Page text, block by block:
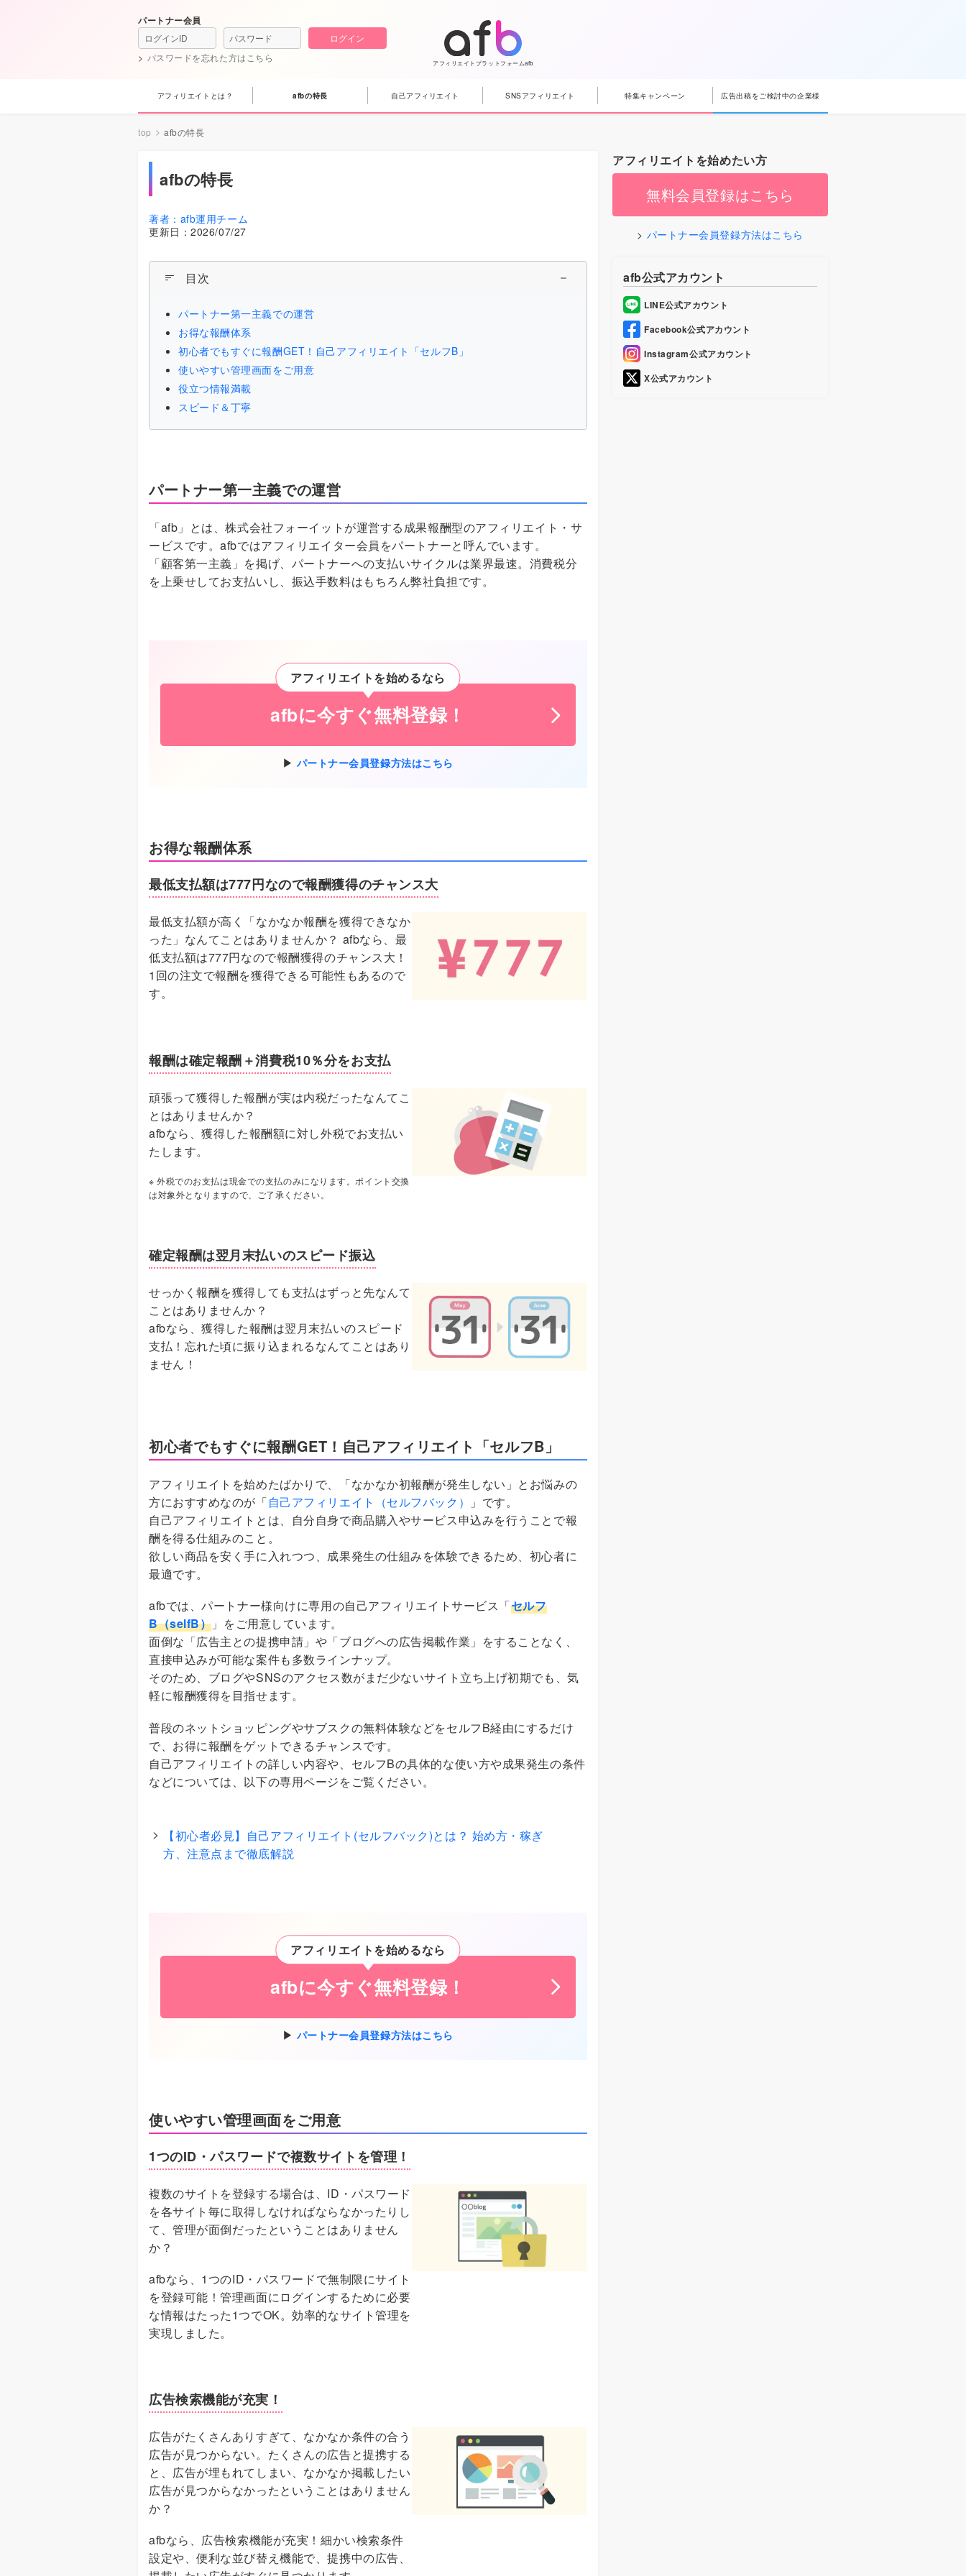
アフィリエイトプラットフォームafb
パートナー会員
ログイン
パスワードを忘れた方はこちら
アフィリエイトとは？ afbの特長 自己アフィリエイト SNSアフィリエイト 特集キャンペーン 広告出稿をご検討中の企業様
top afbの特長
afbの特長
著者： afb運用チーム
更新日：2026/07/27
目次
パートナー第一主義での運営
お得な報酬体系
初心者でもすぐに報酬GET！自己アフィリエイト「セルフB」
使いやすい管理画面をご用意
役立つ情報満載
スピード＆丁寧
パートナー第一主義での運営
「afb」とは、株式会社フォーイットが運営する成果報酬型のアフィリエイト・サ
ービスです。afbではアフィリエイター会員をパートナーと呼んでいます。
「顧客第一主義」を掲げ、パートナーへの支払いサイクルは業界最速。消費税分
を上乗せしてお支払いし、振込手数料はもちろん弊社負担です。
アフィリエイトを始めるなら
afbに今すぐ無料登録！
パートナー会員登録方法はこちら
お得な報酬体系
最低支払額は777円なので報酬獲得のチャンス大
最低支払額が高く「なかなか報酬を獲得できなか
った」なんてことはありませんか？ afbなら、最
低支払額は777円なので報酬獲得のチャンス大！
1回の注文で報酬を獲得できる可能性もあるので
す。
報酬は確定報酬＋消費税10％分をお支払
頑張って獲得した報酬が実は内税だったなんてこ
とはありませんか？
afbなら、獲得した報酬額に対し外税でお支払い
たします。
※ 外税でのお支払は現金での支払のみになります。ポイント交換
は対象外となりますので、ご了承ください。
確定報酬は翌月末払いのスピード振込
せっかく報酬を獲得しても支払はずっと先なんて
ことはありませんか？
afbなら、獲得した報酬は翌月末払いのスピード
支払！忘れた頃に振り込まれるなんてことはあり
ません！
初心者でもすぐに報酬GET！自己アフィリエイト「セルフB」
アフィリエイトを始めたばかりで、「なかなか初報酬が発生しない」とお悩みの
方におすすめなのが「自己アフィリエイト（セルフバック）
」です。
自己アフィリエイトとは、自分自身で商品購入やサービス申込みを行うことで報
酬を得る仕組みのこと。
欲しい商品を安く手に入れつつ、成果発生の仕組みを体験できるため、初心者に
最適です。
afbでは、パートナー様向けに専用の自己アフィリエイトサービス「セルフ
B（selfB） 」をご用意しています。
面倒な「広告主との提携申請」や「ブログへの広告掲載作業」をすることなく、
直接申込みが可能な案件も多数ラインナップ。
そのため、ブログやSNSのアクセス数がまだ少ないサイト立ち上げ初期でも、気
軽に報酬獲得を目指せます。
普段のネットショッピングやサブスクの無料体験などをセルフB経由にするだけ
で、お得に報酬をゲットできるチャンスです。
自己アフィリエイトの詳しい内容や、セルフBの具体的な使い方や成果発生の条件
などについては、以下の専用ページをご覧ください。
【初心者必見】自己アフィリエイト(セルフバック)とは？ 始め方・稼ぎ
方、注意点まで徹底解説
アフィリエイトを始めるなら
afbに今すぐ無料登録！
パートナー会員登録方法はこちら
使いやすい管理画面をご用意
1つのID・パスワードで複数サイトを管理！
複数のサイトを登録する場合は、ID・パスワード
を各サイト毎に取得しなければならなかったりし
て、管理が面倒だったということはありません
か？
afbなら、1つのID・パスワードで無制限にサイト
を登録可能！管理画面にログインするために必要
な情報はたった1つでOK。効率的なサイト管理を
実現しました。
広告検索機能が充実！
広告がたくさんありすぎて、なかなか条件の合う
広告が見つからない。たくさんの広告と提携する
と、広告が埋もれてしまい、なかなか掲載したい
広告が見つからなかったということはありません
か？
afbなら、広告検索機能が充実！細かい検索条件
設定や、便利な並び替え機能で、提携中の広告、
アフィリエイトを始めたい方
無料会員登録はこちら
パートナー会員登録方法はこちら
afb公式アカウント
LINE公式アカウント
Facebook公式アカウント
Instagram公式アカウント
X公式アカウント